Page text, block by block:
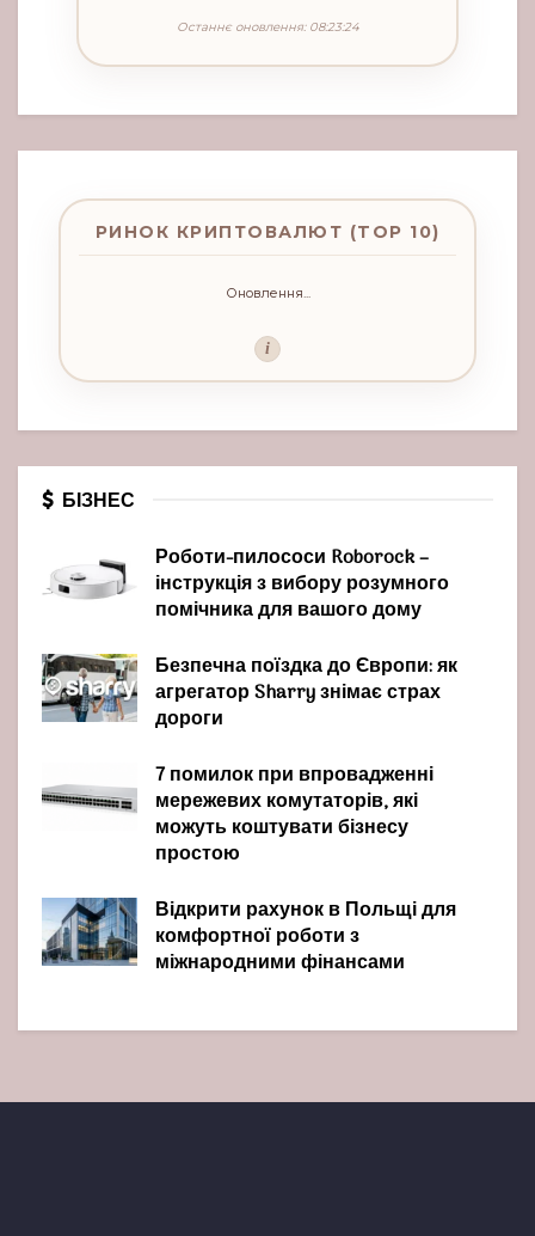
Останнє оновлення: 08:23:24
РИНОК КРИПТОВАЛЮТ (TOP 10)
Оновлення...
i
БІЗНЕС
Роботи-пилососи Roborock –
інструкція з вибору розумного
помічника для вашого дому
Безпечна поїздка до Європи: як
агрегатор Sharry знімає страх
дороги
7 помилок при впровадженні
мережевих комутаторів, які
можуть коштувати бізнесу
простою
Відкрити рахунок в Польщі для
комфортної роботи з
міжнародними фінансами